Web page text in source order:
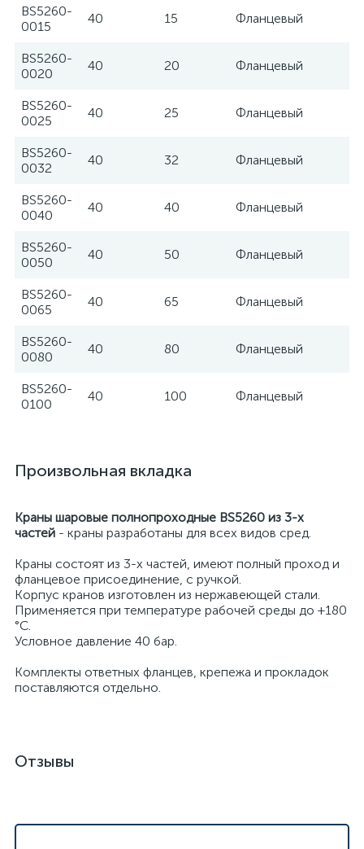
BS5260-
0015
40 15 Фланцевый
BS5260-
0020
40 20 Фланцевый
BS5260-
0025
40 25 Фланцевый
BS5260-
0032
40 32 Фланцевый
BS5260-
0040
40 40 Фланцевый
BS5260-
0050
40 50 Фланцевый
BS5260-
0065
40 65 Фланцевый
BS5260-
0080
40 80 Фланцевый
BS5260-
0100
40 100 Фланцевый
Произвольная вкладка
Краны шаровые полнопроходные BS5260 из 3-х
частей - краны разработаны для всех видов сред.
Краны состоят из 3-х частей, имеют полный проход и
фланцевое присоединение, с ручкой.
Корпус кранов изготовлен из нержавеющей стали.
Применяется при температуре рабочей среды до +180
°С.
Условное давление 40 бар.
Комплекты ответных фланцев, крепежа и прокладок
поставляются отдельно.
Отзывы